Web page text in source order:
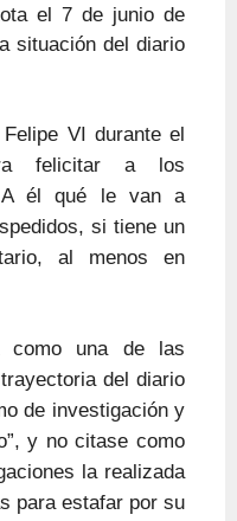
el 7 de junio de
situación del diario
VI durante el
felicitar a los
A él qué le van a
si tiene un
al menos en
como una de las
del diario
de investigación y
y no citase como
la realizada
para estafar por su